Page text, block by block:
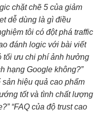
chặt chẽ 5 của giảm
dễ dùng là gì điều
tôi có đột phá traffic
đánh logic với bài viết
tối ưu chi phíảnh hưởng
hạng Google không?”
sản hiệu quả cao phẩm
tốtvà tình chất lượng
“FAQ của độ trust cao